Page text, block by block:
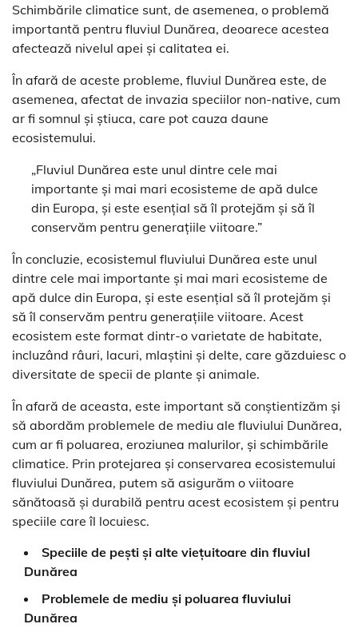
Schimbările climatice sunt, de asemenea, o problemă
importantă pentru fluviul Dunărea, deoarece acestea
afectează nivelul apei și calitatea ei.
În afară de aceste probleme, fluviul Dunărea este, de
asemenea, afectat de invazia speciilor non-native, cum
ar fi somnul și știuca, care pot cauza daune
ecosistemului.
„Fluviul Dunărea este unul dintre cele mai
importante și mai mari ecosisteme de apă dulce
din Europa, și este esențial să îl protejăm și să îl
conservăm pentru generațiile viitoare.”
În concluzie, ecosistemul fluviului Dunărea este unul
dintre cele mai importante și mai mari ecosisteme de
apă dulce din Europa, și este esențial să îl protejăm și
să îl conservăm pentru generațiile viitoare. Acest
ecosistem este format dintr-o varietate de habitate,
incluzând râuri, lacuri, mlaștini și delte, care găzduiesc o
diversitate de specii de plante și animale.
În afară de aceasta, este important să conștientizăm și
să abordăm problemele de mediu ale fluviului Dunărea,
cum ar fi poluarea, eroziunea malurilor, și schimbările
climatice. Prin protejarea și conservarea ecosistemului
fluviului Dunărea, putem să asigurăm o viitoare
sănătoasă și durabilă pentru acest ecosistem și pentru
speciile care îl locuiesc.
Speciile de pești și alte viețuitoare din fluviul
Dunărea
Problemele de mediu și poluarea fluviului
Dunărea